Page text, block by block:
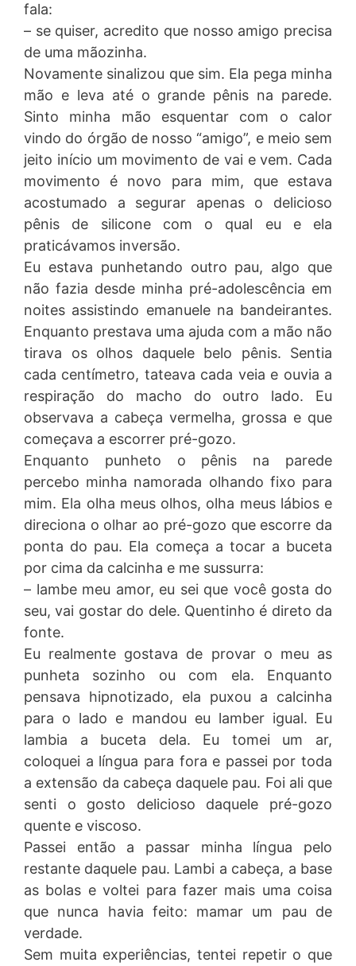
fala:
– se quiser, acredito que nosso amigo precisa
de uma mãozinha.
Novamente sinalizou que sim. Ela pega minha
mão e leva até o grande pênis na parede.
Sinto minha mão esquentar com o calor
vindo do órgão de nosso “amigo”, e meio sem
jeito início um movimento de vai e vem. Cada
movimento é novo para mim, que estava
acostumado a segurar apenas o delicioso
pênis de silicone com o qual eu e ela
praticávamos inversão.
Eu estava punhetando outro pau, algo que
não fazia desde minha pré-adolescência em
noites assistindo emanuele na bandeirantes.
Enquanto prestava uma ajuda com a mão não
tirava os olhos daquele belo pênis. Sentia
cada centímetro, tateava cada veia e ouvia a
respiração do macho do outro lado. Eu
observava a cabeça vermelha, grossa e que
começava a escorrer pré-gozo.
Enquanto punheto o pênis na parede
percebo minha namorada olhando fixo para
mim. Ela olha meus olhos, olha meus lábios e
direciona o olhar ao pré-gozo que escorre da
ponta do pau. Ela começa a tocar a buceta
por cima da calcinha e me sussurra:
– lambe meu amor, eu sei que você gosta do
seu, vai gostar do dele. Quentinho é direto da
fonte.
Eu realmente gostava de provar o meu as
punheta sozinho ou com ela. Enquanto
pensava hipnotizado, ela puxou a calcinha
para o lado e mandou eu lamber igual. Eu
lambia a buceta dela. Eu tomei um ar,
coloquei a língua para fora e passei por toda
a extensão da cabeça daquele pau. Foi ali que
senti o gosto delicioso daquele pré-gozo
quente e viscoso.
Passei então a passar minha língua pelo
restante daquele pau. Lambi a cabeça, a base
as bolas e voltei para fazer mais uma coisa
que nunca havia feito: mamar um pau de
verdade.
Sem muita experiências, tentei repetir o que